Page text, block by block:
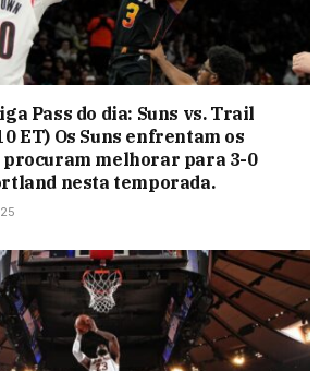
Pass do dia: Suns vs. Trail
ET) Os Suns enfrentam os
procuram melhorar para 3-0
nesta temporada.